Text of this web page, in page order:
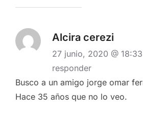
Alcira cerezi
27 junio, 2020 @ 18:33
responder
Busco a un amigo jorge omar
Hace 35 años que no lo veo.